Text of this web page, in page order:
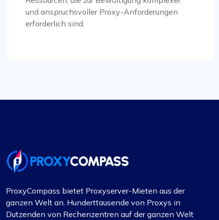
Lily Parker
übersichtlich, einfach und effizient und bietet
flexible Preispläne, die leicht angepasst werden
Planänderungen automatisch Preisunterschiede
zu bezahlen oder Rückerstattungen zu erhalten,
ist ein bemerkenswertes Merkmal.
und anspruchsvoller Proxy-Anforderungen
erforderlich sind.
ProxyCompass bietet Proxyserver-Mieten aus der
ganzen Welt an. Hunderttausende von Proxys in
Dutzenden von Rechenzentren auf der ganzen Welt